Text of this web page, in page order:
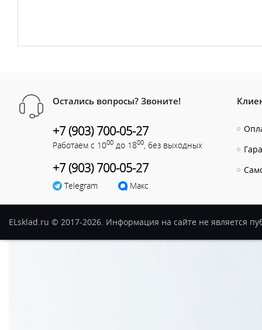
Остались вопросы? Звоните!
+7 (903) 700-05-27
Работаем с 1000 до 1800 , без выходных
+7 (903) 700-05-27
Telegram Макс
ELsklad.ru © 2017-2026. Информация на сайте не является